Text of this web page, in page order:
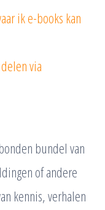
ik e-books kan
via
bundel van
of andere
kennis, verhalen